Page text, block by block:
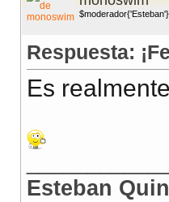
$moderador{'Esteban'}
Respuesta:
Es
Esteban